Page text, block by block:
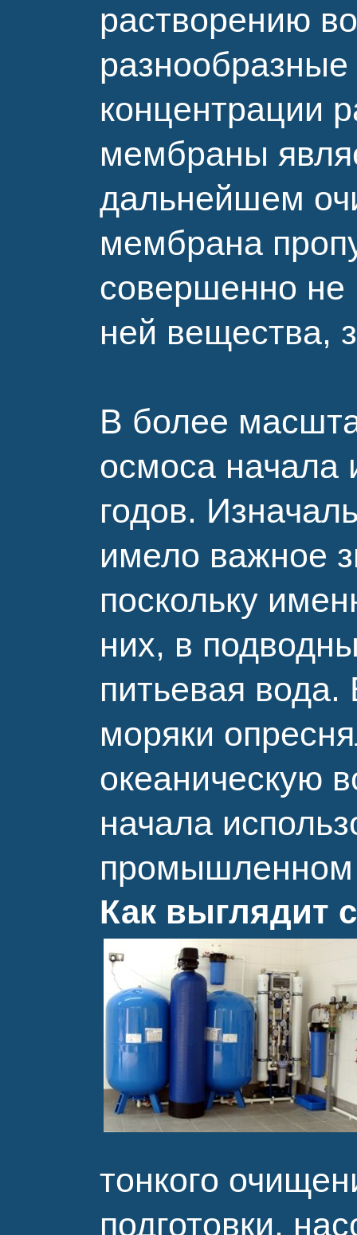
растворению
концентрации
мембраны
дальнейшем
мембрана
совершенно не
ней вещества,
В более
осмоса начала
годов.
имело важное
поскольку
них, в
питьевая
моряки
океаническую
начала
промышленном
Как выглядит
тонкого
подготовки,